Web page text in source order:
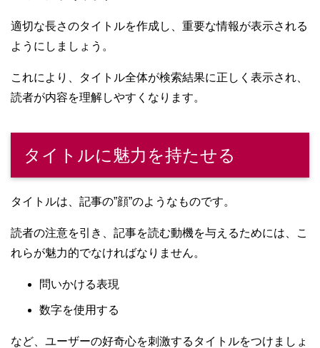
適切な長さのタイトルを作成し、重要な情報が表示される
ようにしましょう。
これにより、タイトル全体が検索結果に正しく表示され、
読者が内容を理解しやすくなります。
タイトルに魅力を持たせる
タイトルは、記事の”顔”のようなものです。
読者の注意を引き、記事を読む動機を与えるためには、こ
れらが魅力的でなければなりません。
問いかける表現
数字を使用する
など、ユーザーの好奇心を刺激するタイトルをつけましょ